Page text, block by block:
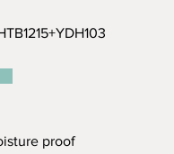
proof